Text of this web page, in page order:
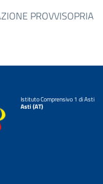
PROVVISOPRIA
Istituto Comprensivo 1 di Asti
Asti (AT)